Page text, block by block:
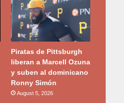
Piratas de Pittsburgh
liberan a Marcell Ozuna
y suben al dominicano
Ronny Simón
August 5, 2026